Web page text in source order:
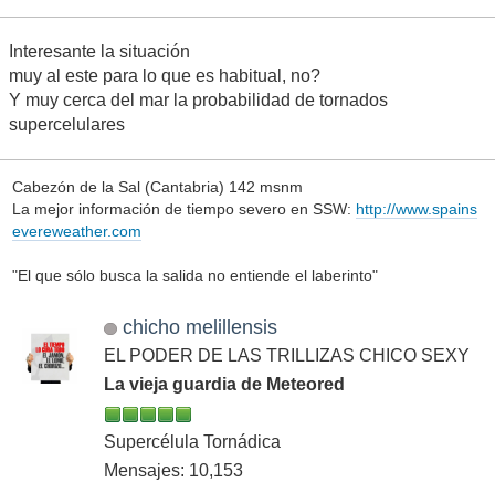
Interesante la situación
muy al este para lo que es habitual, no?
Y muy cerca del mar la probabilidad de tornados
supercelulares
Cabezón de la Sal (Cantabria) 142 msnm
La mejor información de tiempo severo en SSW: http://www.spains
evereweather.com
"El que sólo busca la salida no entiende el laberinto"
chicho melillensis
EL PODER DE LAS TRILLIZAS CHICO SEXY
La vieja guardia de Meteored
Supercélula Tornádica
Mensajes: 10,153